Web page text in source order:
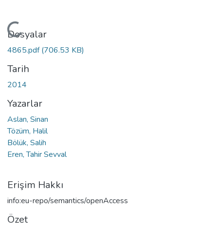
Yükleniyor...
Dosyalar
4865.pdf(706.53 KB)
Tarih
2014
Yazarlar
Aslan, Sinan
Tözüm, Halil
Bölük, Salih
Eren, Tahir Sevval
Erişim Hakkı
info:eu-repo/semantics/openAccess
Özet